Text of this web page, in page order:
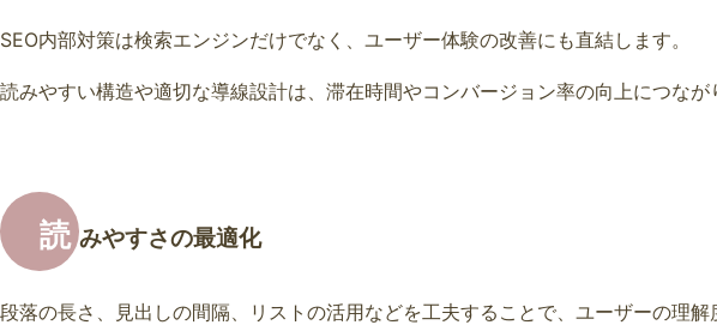
SEO内部対策は検索エンジンだけでなく、ユーザー体験の改善にも直結します。
読みやすい構造や適切な導線設計は、滞在時間やコンバージョン率の向上につなが
読 みやすさの最適化
段落の長さ、見出しの間隔、リストの活用などを工夫することで、ユーザーの理解